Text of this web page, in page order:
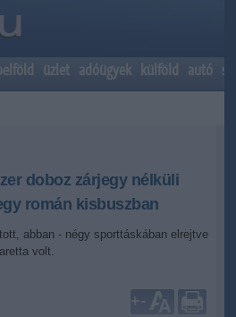
üzlet adóügyek külföld autó
doboz zárjegy nélküli
román kisbuszban
abban - négy sporttáskában elrejtve
volt.
+-